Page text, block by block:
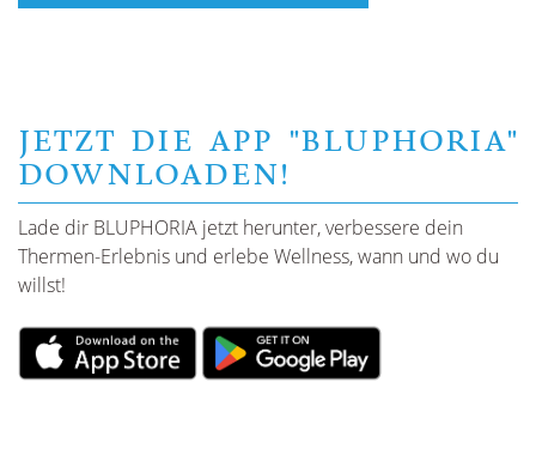
JETZT DIE APP "BLUPHORIA"
DOWNLOADEN!
Lade dir BLUPHORIA jetzt herunter, verbessere dein
Thermen-Erlebnis und erlebe Wellness, wann und wo du
willst!